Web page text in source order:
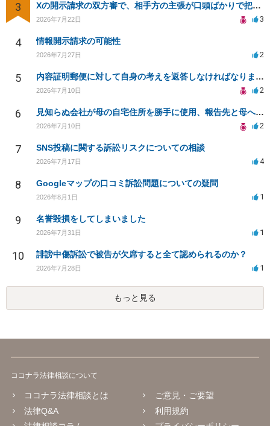
3 Xの開示請求の双方審で、相手方の主張が口頭ばかりで把握しきれません
2026年7月22日 3
4 情報開示請求の可能性
2026年7月27日 2
5 内容証明郵便に対して自身の考えを返答しなければなりませんか？
2026年7月10日 2
6 見知らぬ会社が母の自宅住所を勝手に使用、報告先と母への影響について相談
2026年7月10日 2
7 SNS投稿に関する訴訟リスクについての相談
2026年7月17日 4
8 Googleマップの口コミ訴訟問題についての疑問
2026年8月1日 1
9 名誉毀損をしてしまいました
2026年7月31日 1
10 誹謗中傷訴訟で被告が欠席すると全て認められるのか？
2026年7月28日 1
もっと見る
ココナラ法律相談について
ココナラ法律相談とは
法律Q&A
ご意見・ご要望
利用規約